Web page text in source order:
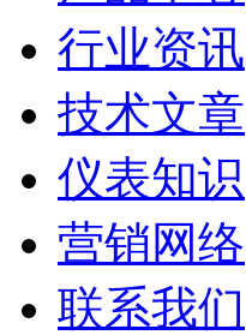
行业资讯
技术文章
仪表知识
营销网络
联系我们